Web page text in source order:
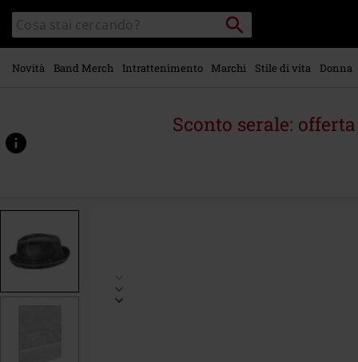
contenuto
principale
Cerca
nel
catalogo
Cerca
Punto
di
ritiro
Novità Band Merch Intrattenimento Marchi Stile di vita Donna
Sconto serale:
www.emp-
487113.html